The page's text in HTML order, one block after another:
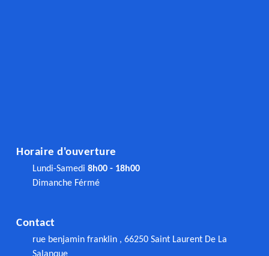
Horaire d'ouverture
Lundi-Samedi 8h00 - 18h00
Dimanche Férmé
Contact
rue benjamin franklin , 66250 Saint Laurent De La